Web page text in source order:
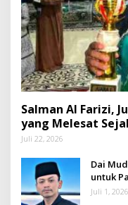
Salman Al Farizi,
yang Melesat
Juli 22, 2026
Dai
untuk
Juli 1, 2026